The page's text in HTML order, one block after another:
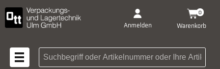
Anmelden Warenkorb
0
Suchbegriff oder